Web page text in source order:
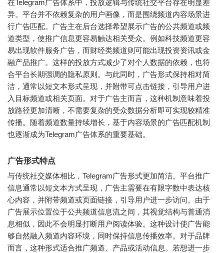
在Telegram广告体系中，投放逻辑与传统社交平台存在明显差
异。平台并不依赖复杂的用户画像，而是围绕频道内容场景进
行广告匹配。广告主在后台选择希望展示广告的公共频道或频
道类型，使推广信息更容易触达相关受众。例如科技频道更容
易出现软件服务广告，而财经类频道则可能出现投资资讯或金
融产品推广。这样的投放方式减少了对个人数据的依赖，也符
合平台长期强调的隐私原则。与此同时，广告形式保持相对简
洁，通常以短文本形式呈现，并附带可点击链接，引导用户进
入目标频道或相关页面。对于广告主而言，这种机制意味着投
放路径更加清晰，不需要复杂的受众数据分析即可实现较精准
传播。随着频道数量持续增长，基于内容场景的广告匹配机制
也逐渐成为Telegram广告体系的重要基础。
广告形式特点
与传统社交媒体相比，Telegram广告形式更加简洁。平台推广
信息通常以短文本方式呈现，广告主需要在有限字数中表达核
心内容，并附带频道或页面链接，引导用户进一步访问。由于
广告展示位置位于公共频道信息流之间，其视觉结构与普通消
息相似，因此不会明显打断用户阅读体验。这种设计使广告能
够自然融入频道内容环境，同时保持信息传播效率。对于品牌
而言，这种形式适合推广频道、产品或活动信息。若想进一步